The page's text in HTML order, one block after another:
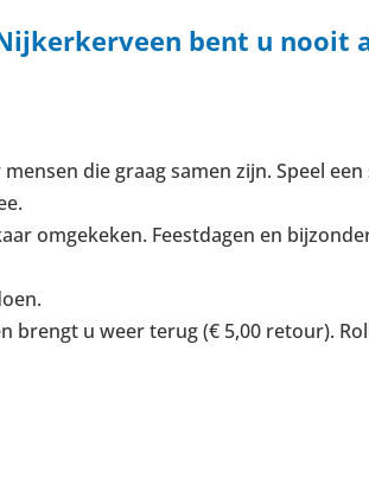
bent u nooit
die graag samen zijn. Speel
omgekeken. Feestdagen en
brengt u weer terug (€ 5,00 retour).